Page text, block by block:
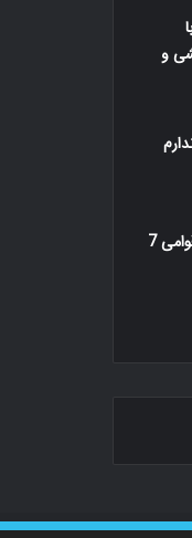
و
دانلود پادکست علیرضا قوامی 7